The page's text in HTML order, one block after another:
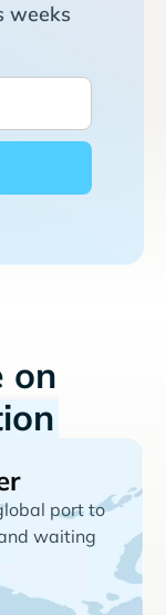
weeks
on
port to
waiting